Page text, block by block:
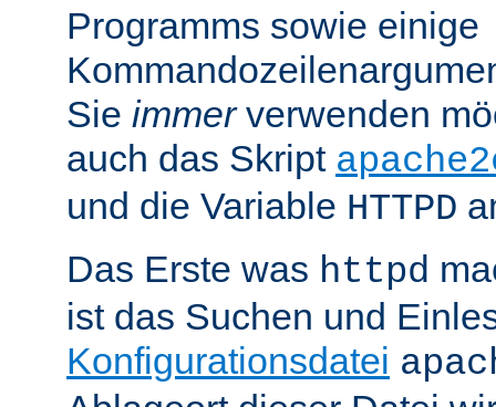
Programms sowie einige
Sie immerverwenden
auch das Skript
und die Variable HTTPD
Das Erste was httpd
ist das Suchen und
Konfigurationsdatei